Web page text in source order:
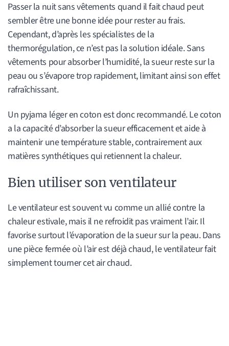
Passer la nuit sans vêtements quand il fait chaud peut
sembler être une bonne idée pour rester au frais.
Cependant, d’après les spécialistes de la
thermorégulation, ce n’est pas la solution idéale. Sans
vêtements pour absorber l’humidité, la sueur reste sur la
peau ou s’évapore trop rapidement, limitant ainsi son effet
rafraîchissant.
Un pyjama léger en coton est donc recommandé. Le coton
a la capacité d’absorber la sueur efficacement et aide à
maintenir une température stable, contrairement aux
matières synthétiques qui retiennent la chaleur.
Bien utiliser son ventilateur
Le ventilateur est souvent vu comme un allié contre la
chaleur estivale, mais il ne refroidit pas vraiment l’air. Il
favorise surtout l’évaporation de la sueur sur la peau. Dans
une pièce fermée où l’air est déjà chaud, le ventilateur fait
simplement tourner cet air chaud.